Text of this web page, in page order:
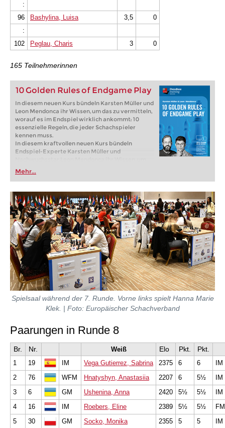
:
96
Bashylina, Luisa 3,5
0
:
102
Peglau, Charis 3 0
165 Teilnehmerinnen
10 Golden Rules of Endgame Play
In diesem neuen Kurs bündeln Karsten Müller und
Leon Mendonca ihr Wissen, um das zu vermitteln,
worauf es im Endspiel wirklich ankommt: 10
essenzielle Regeln, die jeder Schachspieler
kennen muss.
In diesem kraftvollen neuen Kurs bündeln
Endspiel-Experte Karsten Müller und
das zu vermitteln, worauf es im Endspiel wirklich
ankommt: 10 essenzielle Regeln, die jeder
Schachspieler kennen muss.
Kostenloses Videobeispiel:Introduction
Kostenloses Videobeispiel:Activate the king
Mehr...
Spielsaal während der 7. Runde. Vorne links spielt Hanna Marie
Klek. | Foto: Europäischer Schachverband
Paarungen in Runde 8
Br. Nr. Weiß Elo Pkt. Pkt.
1 19 IM Vega Gutierrez, Sabrina 2375 6 6
IM
2
76 WFM Hnatyshyn, Anastasiia 2207 6 5½
IM
3
6 GM Ushenina, Anna 2420 5½ 5½
IM
4
16 IM Roebers, Eline 2389 5½ 5½
FM
5
30 GM Socko, Monika 2355 5 5
IM